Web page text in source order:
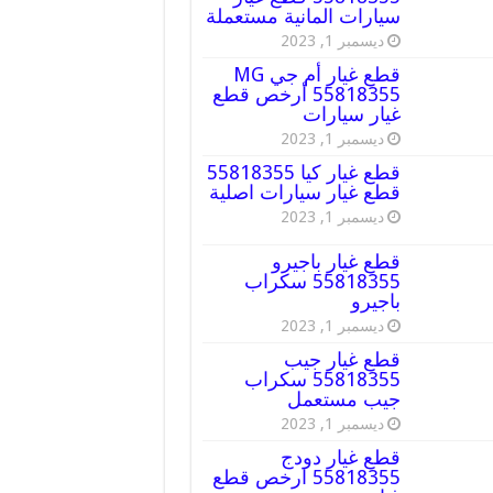
سيارات المانية مستعملة
ديسمبر 1, 2023
قطع غيار أم جي MG
55818355 أرخص قطع
غيار سيارات
ديسمبر 1, 2023
قطع غيار كيا 55818355
قطع غيار سيارات اصلية
ديسمبر 1, 2023
قطع غيار باجيرو
55818355 سكراب
باجيرو
ديسمبر 1, 2023
قطع غيار جيب
55818355 سكراب
جيب مستعمل
ديسمبر 1, 2023
قطع غيار دودج
55818355 ارخص قطع